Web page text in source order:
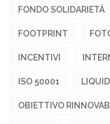
FONDO SOLIDARIETÀ
FOOTPRINT
INCENTIVI
ISO 50001
OBIETTIVO